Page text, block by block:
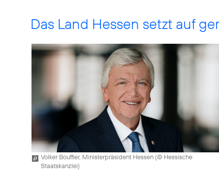
Das Land Hessen setzt auf
Volker Bouffier, Ministerpräsident Hessen (© Hessische
Staatskanzlei)